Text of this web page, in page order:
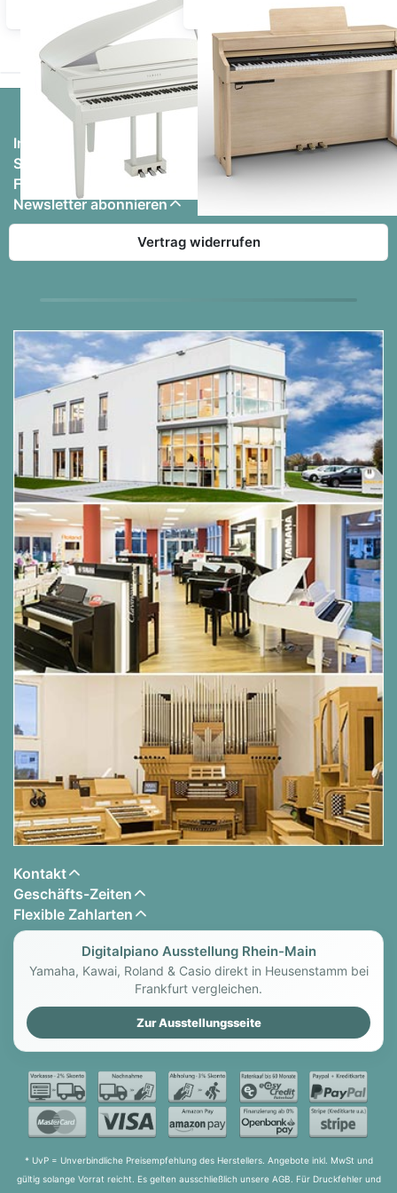
tatsächlich Ihren Geschmack entspricht. Kommen
Sie also einfach vorbei – das gesamte Team von
Bauer-Music freut sich auf Ihren Besuch!
Sie haben vorab noch die eine oder andere Frage?
Wir stehen Ihnen gerne mit Rat und Tat zur Seite.
Schreiben Sie uns über unser Kontaktformularoder
klingeln Sie unter der Rufnummer 06106-4303
durch.
Weiß Hochglanz Eiche Hell
Informationen
Service, Versand & Zahlung
Firma, Impressum & Datenschutz
Newsletter abonnieren
Vertrag widerrufen
Kontakt
Geschäfts-Zeiten
Flexible Zahlarten
Digitalpiano Ausstellung Rhein-Main
Yamaha, Kawai, Roland & Casio direkt in Heusenstamm bei
Frankfurt vergleichen.
Zur Ausstellungsseite
* UvP = Unverbindliche Preisempfehlung des Herstellers. Angebote inkl. MwSt und
gültig solange Vorrat reicht. Es gelten ausschließlich unsere AGB. Für Druckfehler und